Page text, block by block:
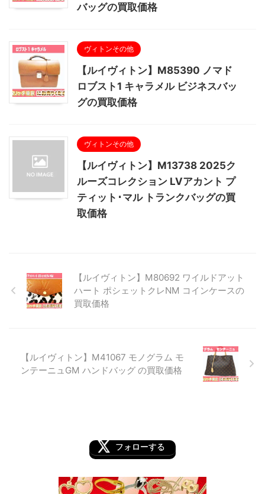
バッグの買取価格
ヴィトンその他
【ルイヴィトン】M85390 ノマド
ロブスト1 キャラメル ビジネスバッ
グの買取価格
ヴィトンその他
【ルイヴィトン】M13738 2025ク
ルーズコレクション LVアカント プ
ティット･マル トランクバッグの買
取価格
【ルイヴィトン】M80692 ワイルドアット
ハート ポシェットクレNM コインケースの
買取価格
【ルイヴィトン】M41067 モノグラム モ
ンテーニュGM ハンドバッグ の買取価格
フォローする